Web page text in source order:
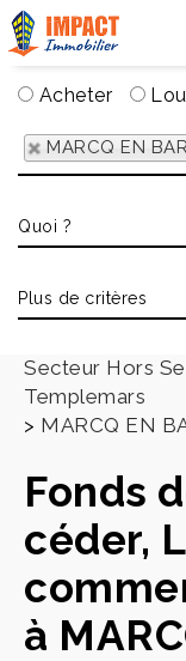
Acheter
MARCQ EN
Secteur Hors
Templemars
> MARCQ EN
Fonds
céder,
à